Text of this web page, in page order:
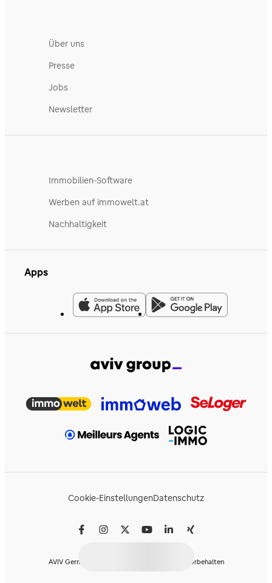
Über uns
Presse
Jobs
Newsletter
Immobilien-Software
Werben auf immowelt.at
Nachhaltigkeit
Apps
Cookie-EinstellungenDatenschutz
AVIV Germany GmbH © 2026 - Alle Rechte vorbehalten